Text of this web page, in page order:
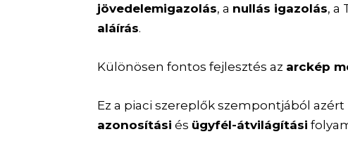
jövedelemigazolás, a nullás igazolás, a
aláírás.
Különösen fontos fejlesztés az arckép
Ez a piaci szereplők szempontjából
azonosítási és ügyfél-átvilágítási